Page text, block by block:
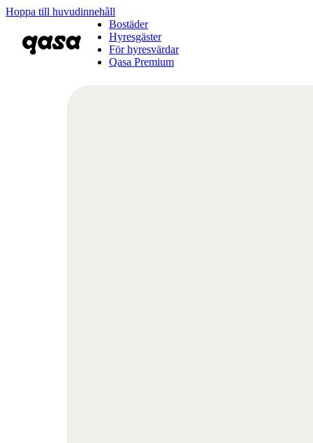
Hoppa till huvudinnehåll
Bostäder
Hyresgäster
För hyresvärdar
Qasa Premium